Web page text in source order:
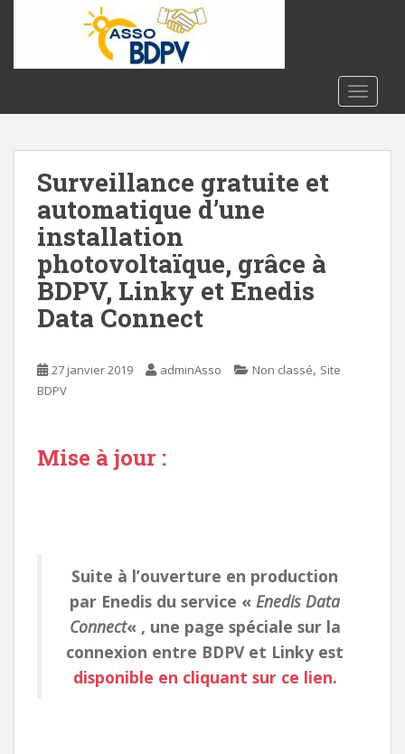
o
Surveillance gratuite et
automatique d’une
installation
photovoltaïque, grâce à
BDPV, Linky et Enedis
Data Connect
27 janvier 2019 adminAsso Non classé, Site
BDPV
Mise à jour :
Suite à l’ouverture en production
par Enedis du service « Enedis Data
Connect« , une page spéciale sur la
connexion entre BDPV et Linky est
disponible en cliquant sur ce lien.